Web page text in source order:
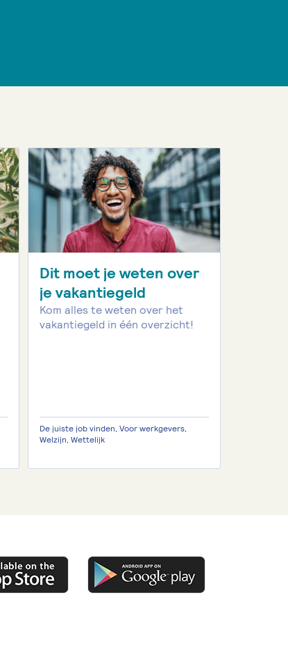
Dit moet je weten over
je vakantiegeld
Kom alles te weten over het
vakantiegeld in één overzicht!
De juiste job vinden, Voor werkgevers,
Welzijn, Wettelijk